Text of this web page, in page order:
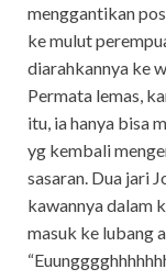
menggantikan
ke mulut
diarahkannya ke
Permata lemas,
itu, ia hanya bisa
yg kembali
sasaran. Dua jari
kawannya dalam
masuk ke lubang